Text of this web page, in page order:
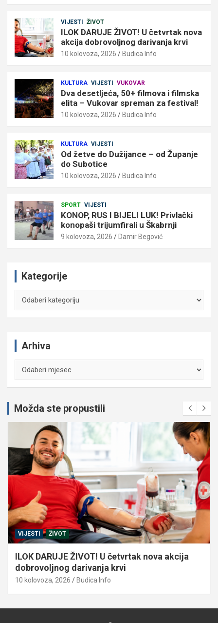
VIJESTI ŽIVOT
ILOK DARUJE ŽIVOT! U četvrtak nova
akcija dobrovoljnog darivanja krvi
10 kolovoza, 2026 Budica Info
KULTURA VIJESTI VUKOVAR
Dva desetljeća, 50+ filmova i filmska
elita – Vukovar spreman za festival!
10 kolovoza, 2026 Budica Info
KULTURA VIJESTI
Od žetve do Dužijance – od Županje
do Subotice
10 kolovoza, 2026 Budica Info
SPORT VIJESTI
KONOP, RUS I BIJELI LUK! Privlački
konopaši trijumfirali u Škabrnji
9 kolovoza, 2026 Damir Begović
Kategorije
Arhiva
Možda ste propustili
VIJESTI ŽIVOT
ILOK DARUJE ŽIVOT! U četvrtak nova akcija
dobrovoljnog darivanja krvi
10 kolovoza, 2026 Budica Info